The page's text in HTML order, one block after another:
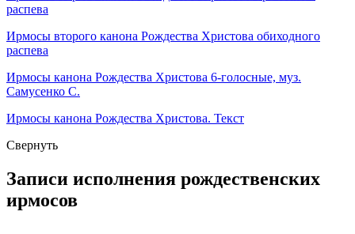
распева
Ирмосы второго канона Рождества Христова обиходного
распева
Ирмосы канона Рождества Христова 6-голосные, муз.
Самусенко С.
Ирмосы канона Рождества Христова. Текст
Свернуть
Записи исполнения рождественских
ирмосов